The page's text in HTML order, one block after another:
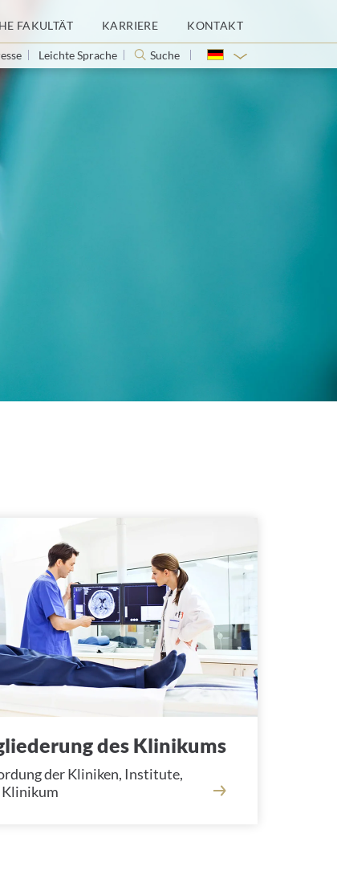
FAKULTÄT KARRIERE KONTAKT
Leichte Sprache Suche
des Klinikums
der Kliniken, Institute,
Klinikum